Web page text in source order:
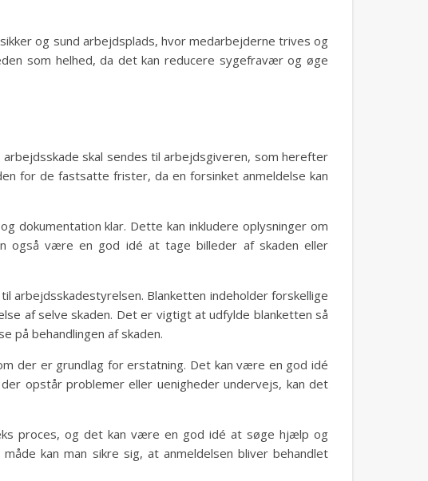
og sund arbejdsplads, hvor medarbejderne trives og
som helhed, da det kan reducere sygefravær og øge
skal sendes til arbejdsgiveren, som herefter
for de fastsatte frister, da en forsinket anmeldelse kan
dokumentation klar. Dette kan inkludere oplysninger om
også være en god idé at tage billeder af skaden eller
arbejdsskadestyrelsen. Blanketten indeholder forskellige
af selve skaden. Det er vigtigt at udfylde blanketten så
på behandlingen af skaden.
der er grundlag for erstatning. Det kan være en god idé
opstår problemer eller uenigheder undervejs, kan det
proces, og det kan være en god idé at søge hjælp og
kan man sikre sig, at anmeldelsen bliver behandlet